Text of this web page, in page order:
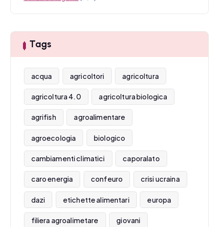
Tags
acqua agricoltori agricoltura
agricoltura 4.0 agricoltura biologica
agrifish agroalimentare
agroecologia biologico
cambiamenti climatici caporalato
caro energia confeuro crisi ucraina
dazi etichette alimentari europa
filiera agroalimetare giovani